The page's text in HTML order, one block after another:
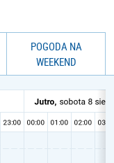
POGODA NA
WEEKEND